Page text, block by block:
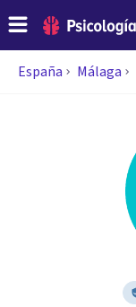
España Málaga